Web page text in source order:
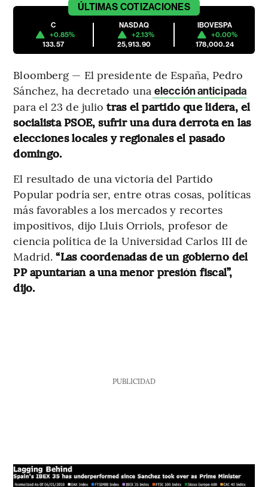
ÚLTIMAS COTIZACIONES
C
+0.85%
133.57
NASDAQ
+2.13%
25,913.90
IBOVESPA
+0.00%
178,000.24
Bloomberg — El presidente de España, Pedro
Sánchez, ha decretado una elección anticipada
para el 23 de juliotras el partido que lidera, el
socialista PSOE, sufrir una dura derrota en las
elecciones locales y regionales el pasado
domingo.
El resultado de una victoria del Partido
Popular podría ser, entre otras cosas, políticas
más favorables a los mercados y recortes
impositivos, dijo Lluis Orriols, profesor de
ciencia política de la Universidad Carlos III de
Madrid. “Las coordenadas de un gobierno del
PP apuntarían a una menor presión fiscal”,
dijo.
PUBLICIDAD